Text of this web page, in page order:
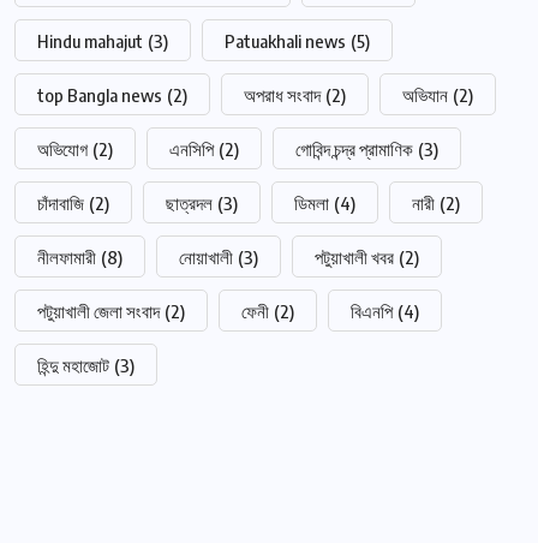
Hindu mahajut (3) Patuakhali news (5)
top Bangla news (2) অপরাধ সংবাদ (2) অভিযান (2)
অভিযোগ (2) এনসিপি (2) গোবিন্দ চন্দ্র প্রামাণিক (3)
চাঁদাবাজি (2) ছাত্রদল (3) ডিমলা (4) নারী (2)
নীলফামারী (8) নোয়াখালী (3) পটুয়াখালী খবর (2)
পটুয়াখালী জেলা সংবাদ (2) ফেনী (2) বিএনপি (4)
হিন্দু মহাজোট (3)